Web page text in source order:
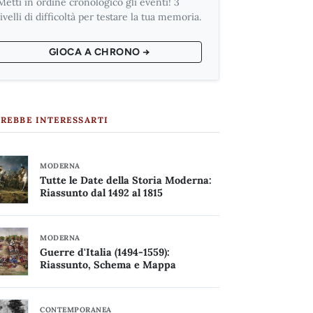
di difficoltà per testare la tua memoria.
GIOCA A CHRONO →
INTERESSARTI
MODERNA
Tutte le Date della Storia Moderna:
Riassunto dal 1492 al 1815
MODERNA
Guerre d'Italia (1494-1559):
Riassunto, Schema e Mappa
CONTEMPORANEA